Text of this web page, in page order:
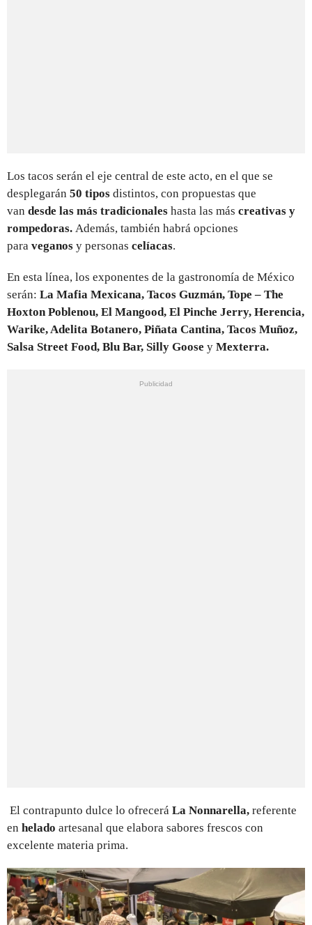
Los tacos serán el eje central de este acto, en el que se
desplegarán 50 tipos distintos, con propuestas que
van desde las más tradicionales hasta las más creativas y
rompedoras. Además, también habrá opciones
para veganos y personas celíacas.
En esta línea, los exponentes de la gastronomía de México
serán: La Mafia Mexicana, Tacos Guzmán, Tope – The
Hoxton Poblenou, El Mangood, El Pinche Jerry, Herencia,
Warike, Adelita Botanero, Piñata Cantina, Tacos Muñoz,
Salsa Street Food, Blu Bar, Silly Goose y Mexterra.
El contrapunto dulce lo ofrecerá La Nonnarella, referente
en helado artesanal que elabora sabores frescos con
excelente materia prima.